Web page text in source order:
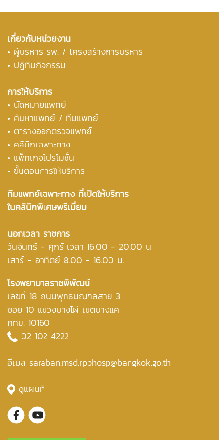
เกี่ยวกับหน่วยงาน
• ผู้บริหาร รพ. / โครงสร้างการบริหาร
• ปฏิทินกิจกรรม
การให้บริการ
• นัดหมายแพทย์
• ค้นหาแพทย์ / ทีมแพทย์
• ตารางออกตรวจแพทย์
• คลินิกเฉพาะทาง
• แพ็กเกจโปรโมชั่น
• ขั้นตอนการให้บริการ
ทีมแพทย์เฉพาะทาง ที่เปิดให้บริการ
ในคลินิกพิเศษพรีเมี่ยม
นอกเวลา ราชการ
วันจันทร์ - ศุกร์ เวลา 16.00 - 20.00 น
เสาร์ - อาทิตย์ 8.00 - 16.00 น.
โรงพยาบาลราชพิพัฒน์
เลขที่ 18 ถนนพุทธมณฑลสาย 3
ซอย 10 แขวงบางไผ่ เขตบางแค
กทม. 10160
02 102 4222
อีเมล saraban.msd.rpphosp@bangkok.go.th
ดูแผนที่